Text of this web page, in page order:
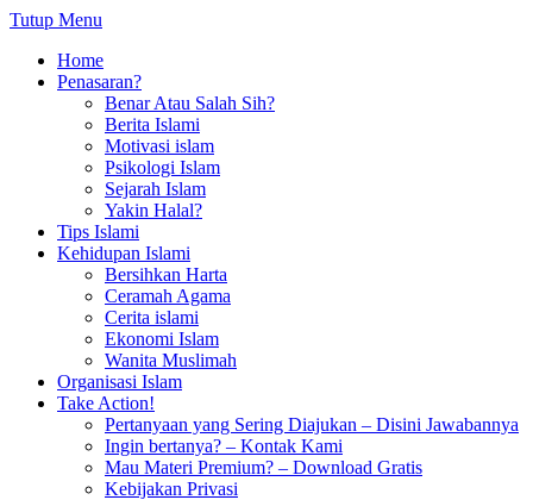
Tutup Menu
Home
Penasaran?
Benar Atau Salah Sih?
Berita Islami
Motivasi islam
Psikologi Islam
Sejarah Islam
Yakin Halal?
Tips Islami
Kehidupan Islami
Bersihkan Harta
Ceramah Agama
Cerita islami
Ekonomi Islam
Wanita Muslimah
Organisasi Islam
Take Action!
Pertanyaan yang Sering Diajukan – Disini Jawabannya
Ingin bertanya? – Kontak Kami
Mau Materi Premium? – Download Gratis
Kebijakan Privasi